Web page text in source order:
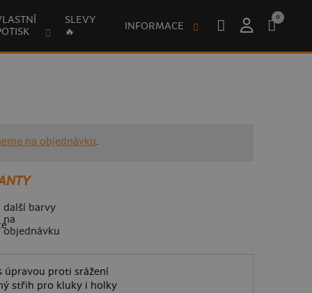
SLEVY
🔥
INFORMACE
0
na objednávku.
další barvy
na
objednávku
úpravou proti srážení
střih pro kluky i holky